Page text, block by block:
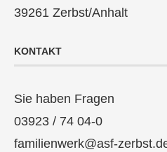
39261 Zerbst/Anhalt
KONTAKT
Sie haben Fragen
03923 / 74 04-0
familienwerk@asf-